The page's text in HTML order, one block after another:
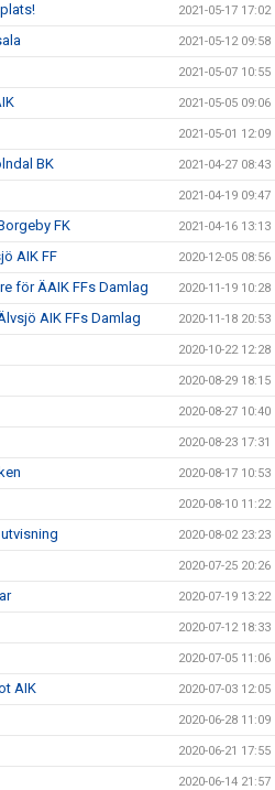
2021-05-17 17:02
2021-05-12 09:58
2021-05-07 10:55
2021-05-05 09:06
2021-05-01 12:09
BK 2021-04-27 08:43
2021-04-19 09:47
FK 2021-04-16 13:13
AIK FF 2020-12-05 08:56
för ÄAIK FFs Damlag 2020-11-19 10:28
AIK FFs Damlag 2020-11-18 20:53
2020-10-22 12:28
2020-08-29 18:15
2020-08-27 10:40
2020-08-23 17:31
2020-08-17 10:53
2020-08-10 11:22
2020-08-02 23:23
2020-07-25 20:26
2020-07-19 13:22
2020-07-12 18:33
2020-07-05 11:06
AIK 2020-07-03 12:05
2020-06-28 11:09
2020-06-21 17:55
2020-06-14 21:57